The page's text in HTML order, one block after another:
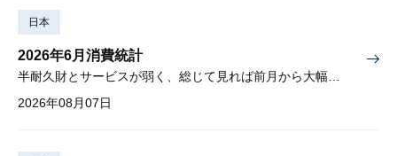
日本
2026年6月消費統計
2026年08月07日